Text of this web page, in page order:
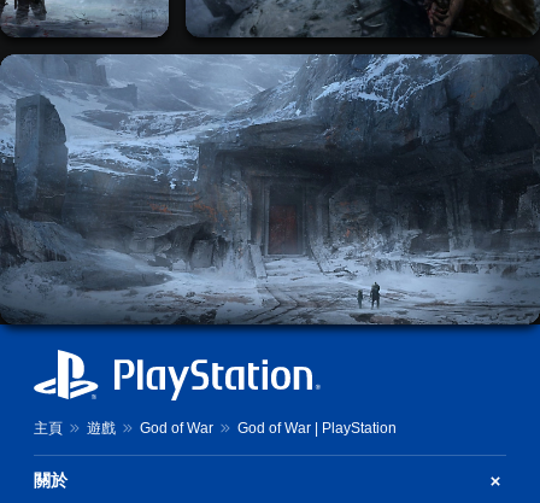
主頁 遊戲 God of War God of War | PlayStation
關於